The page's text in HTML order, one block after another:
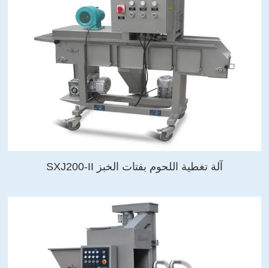
آلة تغطية اللحوم بفتات الخبز SXJ200-II